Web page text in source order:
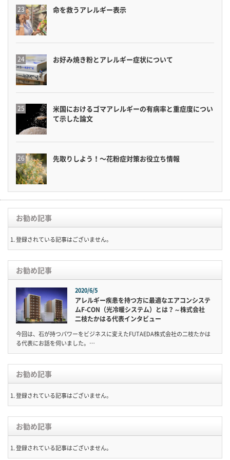
命を救うアレルギー表示
お好み焼き粉とアレルギー症状について
米国におけるゴマアレルギーの有病率と重症度につい
て示した論文
先取りしよう！〜花粉症対策お役立ち情報
お勧め記事
登録されている記事はございません。
お勧め記事
2020/6/5
アレルギー疾患を持つ方に最適なエアコンシステ
ムF-CON（光冷暖システム）とは？～株式会社
二枝たかはる代表インタビュー
今回は、石が持つパワーをビジネスに変えたFUTAEDA株式会社の二枝たかは
る代表にお話を伺いました。…
お勧め記事
登録されている記事はございません。
お勧め記事
登録されている記事はございません。